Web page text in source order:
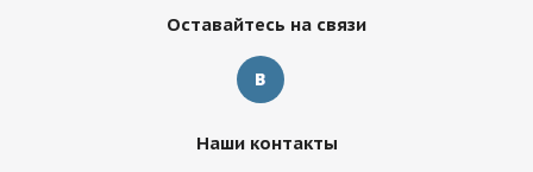
Оставайтесь на связи
Наши контакты